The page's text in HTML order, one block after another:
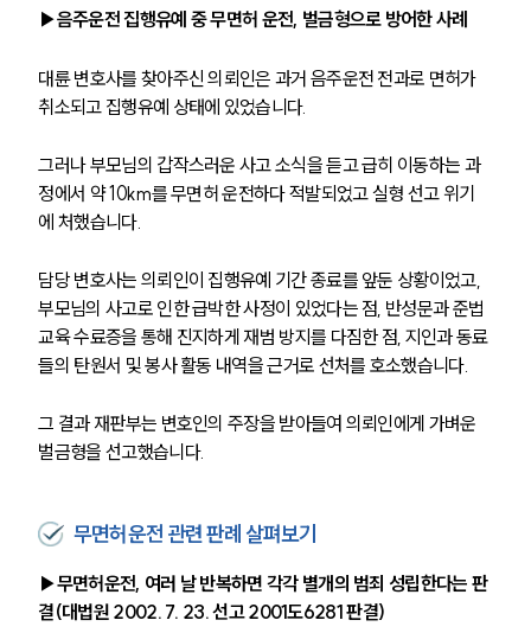
▶음주운전 집행유예 중 무면허 운전, 벌금형으로 방어한 사례
대륜 변호사를 찾아주신 의뢰인은 과거 음주운전 전과로 면허가
취소되고 집행유예 상태에 있었습니다.
그러나 부모님의 갑작스러운 사고 소식을 듣고 급히 이동하는 과
정에서 약 10km를 무면허 운전하다 적발되었고 실형 선고 위기
에 처했습니다.
담당 변호사는 의뢰인이 집행유예 기간 종료를 앞둔 상황이었고,
부모님의 사고로 인한 급박한 사정이 있었다는 점, 반성문과 준법
교육 수료증을 통해 진지하게 재범 방지를 다짐한 점, 지인과 동료
들의 탄원서 및 봉사 활동 내역을 근거로 선처를 호소했습니다.
그 결과 재판부는 변호인의 주장을 받아들여 의뢰인에게 가벼운
벌금형을 선고했습니다.
무면허운전 관련 판례 살펴보기
▶무면허운전, 여러 날 반복하면 각각 별개의 범죄 성립한다는 판
결(대법원 2002. 7. 23. 선고 2001도6281 판결)